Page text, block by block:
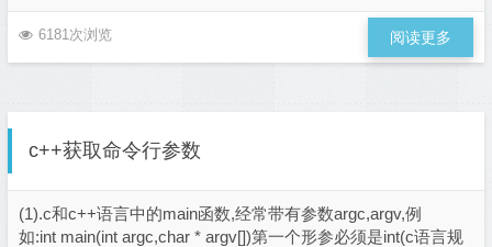
6181次浏览 阅读更多
c++获取命令行参数
(1).c和c++语言中的main函数,经常带有参数argc,argv,例
如:int main(int argc,char * argv[])第一个形参必须是int(c语言规